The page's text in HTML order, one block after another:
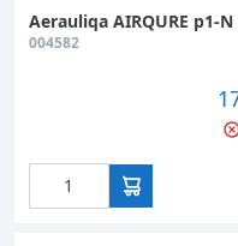
Aerauliqa AIRQURE p1-
004582